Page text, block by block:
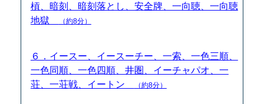
槓、暗刻、暗刻落とし、安全牌、一向聴、一向聴
地獄
（約8分）
６．イースー、イースーチー、一索、一色三順、
一色同順、一色四順、井圏、イーチャパオ、一
荘、一荘戦、イートン
（約8分）